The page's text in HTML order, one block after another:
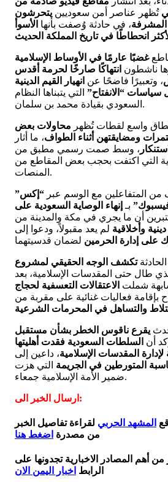
تُظهر عناصر أمن سعوديين يتحرشون
، في حادثة وُصفت بأنها الأسوأ
انحطاطًا في تاريخ المملكة الحديث
غضبًا عارمًا في الأوساط الإسلامية
ناشطون انتهاكًا صارخًا لحرمة أقدس
، وتعبيرًا فاضحًا عن انهيار القيم الدينية
سياسات “الانفتاح” التي يتبناها النظام
السعودي بقيادة محمد بن سلمان.
واسع لقطات تُظهر محاولات بعض
ومضايقتهن أثناء الطواف، ما أثار
، وسط صمت رسمي مطبق من
التي اكتفت بحجب بعض المقاطع من
المنصات.
من المتفاعلين مع الوسم عبر “إكس”
بـ إنهاء الوصاية السعودية على
أن ما يجري في مكة والمدينة من
وأخلاقية لم يعد مقبولاً، ودعوا إلى
إدارة الحرمين
تكشف الوجه الحقيقي لمشروع
طال حتى المقدسات الإسلامية، بعد
شملت الاعتقالات التعسفية لحجاج
بإقامة فعاليات غنائية على مقربة من
والتساهل في المحرمات الشرعية
يقرع ناقوس الخطر بشأن مستقبل
أن السلطات السعودية فقدت أهليتها
لإدارة المقدسات الإسلامية، داعين إلى
المتورطين في الجريمة التي هزت
ضمير الأمة الإسلامية جمعاء.
ارسال الخبر الى:
المشهد الحربي لقراءة تفاصيل الخبر
من مصدرة اضغط هنا
من أهم المصادر الاخبارية تجدونها على
الرابط اخبار اليمن الان